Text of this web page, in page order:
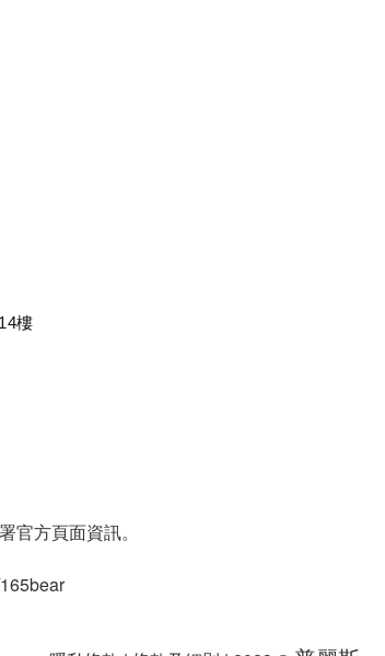
樓
官方頁面資訊。